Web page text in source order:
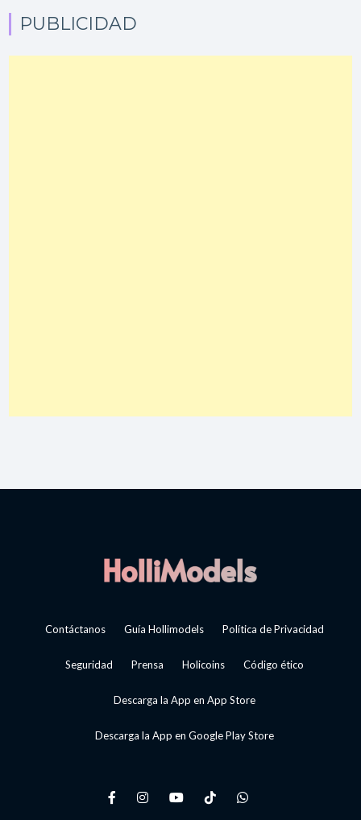
PUBLICIDAD
Contáctanos Guía Hollimodels Política de Privacidad
Seguridad Prensa Holicoins Código ético
Descarga la App en App Store
Descarga la App en Google Play Store